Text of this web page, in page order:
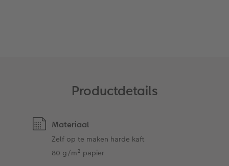
Tips voor fotoboeken
Productdetails
Materiaal
Zelf op te maken harde kaft
80 g/m² papier